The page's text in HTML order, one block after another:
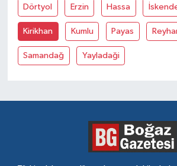
Dörtyol Erzin Hassa
Kirikhan Kumlu Payas
Samandağ Yayladaği